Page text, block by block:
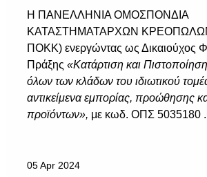
Η ΠΑΝΕΛΛΗΝΙΑ ΟΜΟΣΠΟΝΔΙΑ
ΚΑΤΑΣΤΗΜΑΤΑΡΧΩΝ ΚΡΕΟΠΩΛΩΝ
ΠΟΚΚ) ενεργώντας ως Δικαιούχος
Πράξης «Κατάρτιση και
όλων των κλάδων του ιδιωτικού
αντικείμενα εμπορίας, προώθησης
προϊόντων», με κωδ. ΟΠΣ 5035180
05 Apr 2024